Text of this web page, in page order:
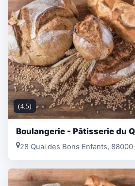
(4.5)
Boulangerie - Pâtisserie du
28 Quai des Bons Enfants, 88000